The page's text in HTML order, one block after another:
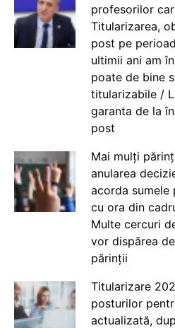
profesorilor
Titularizarea,
post pe
ultimii ani am
poate de bine
titularizabile /
garanta de la
post
Mai mulți
anularea
acorda sumele
cu ora din
Multe cercuri
vor dispărea
părinții
Titularizare
posturilor
actualizată,